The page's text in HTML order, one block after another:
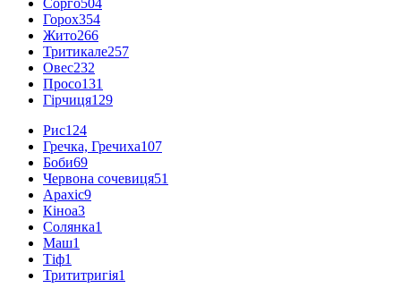
Сорго504
Горох354
Жито266
Тритикале257
Овес232
Просо131
Гірчиця129
Рис124
Гречка, Гречиха107
Боби69
Червона сочевиця51
Арахіс9
Кіноа3
Солянка1
Маш1
Тіф1
Трититригія1